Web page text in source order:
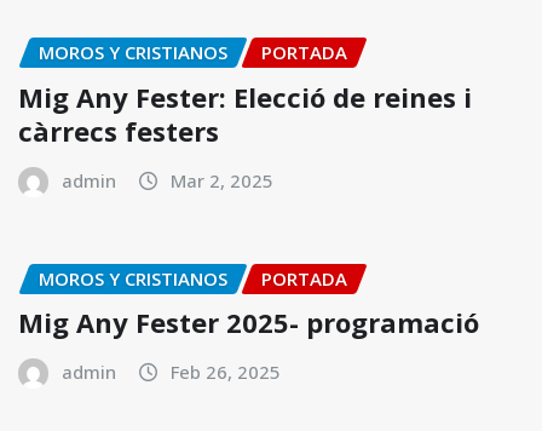
MOROS Y CRISTIANOS PORTADA
Mig Any Fester: Elecció de reines i
càrrecs festers
admin Mar 2, 2025
MOROS Y CRISTIANOS PORTADA
Mig Any Fester 2025- programació
admin Feb 26, 2025